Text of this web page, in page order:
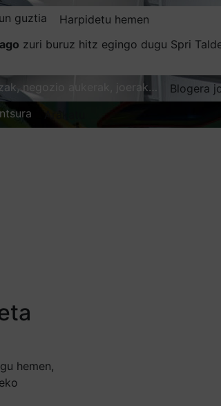
guztia
Harpidetu hemen
zuri buruz hitz egingo dugu Spri
negozio aukerak, joerak…
Blogera
hemen,